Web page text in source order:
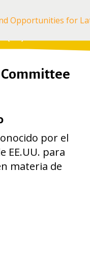
en la Comunidad
para Inmigrantes
por el
EE.UU. para
materia de